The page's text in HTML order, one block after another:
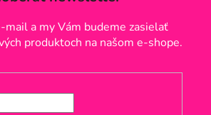
a my Vám budeme zasielať
produktoch na našom e-shope.